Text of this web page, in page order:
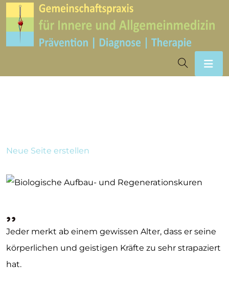
Neue Seite erstellen
,,
Jeder merkt ab einem gewissen Alter, dass er seine
körperlichen und geistigen Kräfte zu sehr strapaziert
hat.